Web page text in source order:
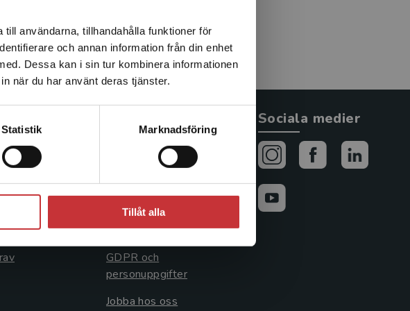
användarna, tillhandahålla funktioner för
och annan information från din enhet
Dessa kan i sin tur kombinera informationen
när du har använt deras tjänster.
Statistik Marknadsföring
Tillåt alla
via en
utanför
Cookies
Cookieinställningar
GDPR och
personuppgifter
Jobba hos oss
Sociala medier